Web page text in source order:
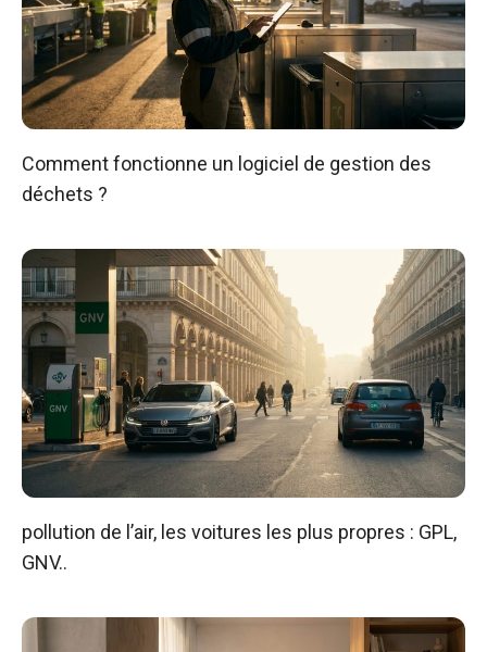
Comment fonctionne un logiciel de gestion des
déchets ?
pollution de l’air, les voitures les plus propres : GPL,
GNV..